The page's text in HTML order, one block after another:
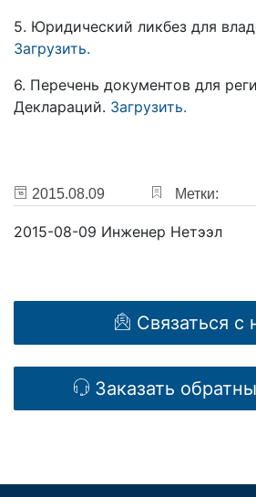
5. Юридический ликбез для
Загрузить.
6. Перечень документов для
Деклараций. Загрузить.
2015.08.09 Метки:
2015-08-09 Инженер Нетээл
Связаться с
Заказать